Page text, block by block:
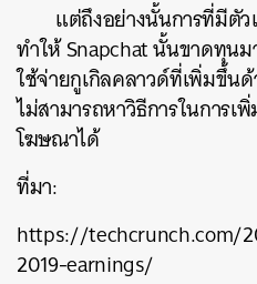
แต่ถึงอย่างนั้นการที่มีตั
ทำให้ Snapchat นั้นขาดทุน
ใช้จ่ายกูเกิลคลาวด์ที่เพิ่มขึ้น
ไม่สามารถหาวิธีการในการเ
โฆษณาได้
ที่มา:
https://techcrunch.com/
2019-earnings/